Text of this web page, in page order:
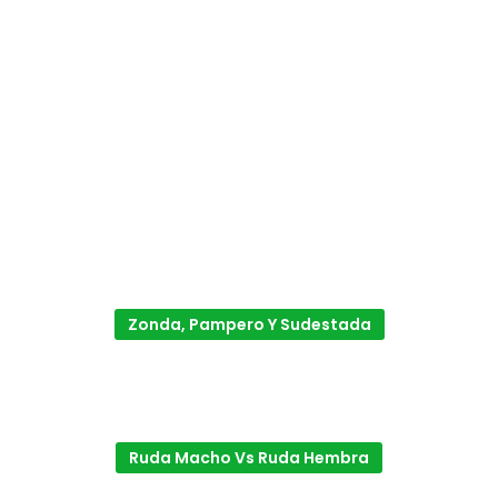
Zonda, Pampero Y Sudestada
Ruda Macho Vs Ruda Hembra